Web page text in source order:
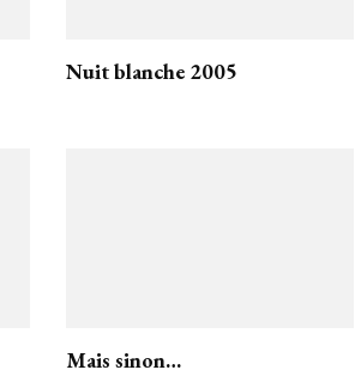
Nuit blanche 2005
Mais sinon…